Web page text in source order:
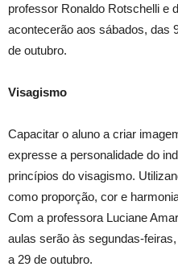
professor Ronaldo Rotschelli e
acontecerão aos sábados, das
de outubro.
Visagismo
Capacitar o aluno a criar
expresse a personalidade do
princípios do visagismo.
como proporção, cor e
Com a professora Luciane
aulas serão às segundas-
a 29 de outubro.